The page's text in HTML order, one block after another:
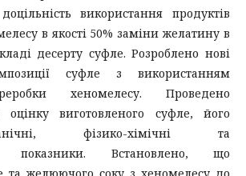
використання продуктів
в якості 50% заміни желатину в
десерту суфле. Розроблено нові
суфле з використанням
хеномелесу. Проведено
оцінку виготовленого суфле, його
фізико-хімічні та
показники. Встановлено, що